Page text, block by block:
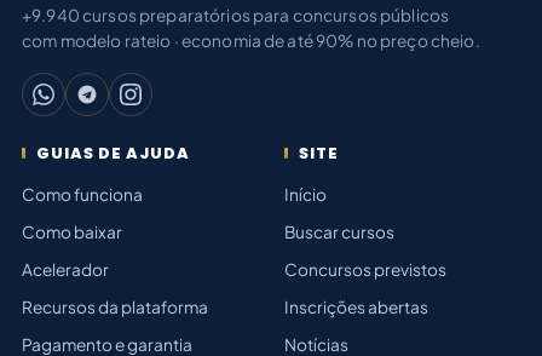
+9.940 cursos preparatórios para concursos públicos
com modelo rateio · economia de até 90% no preço cheio.
GUIAS DE AJUDA
Como funciona
Como baixar
Acelerador
Recursos da plataforma
Pagamento e garantia
SITE
Início
Buscar cursos
Concursos previstos
Inscrições abertas
Notícias